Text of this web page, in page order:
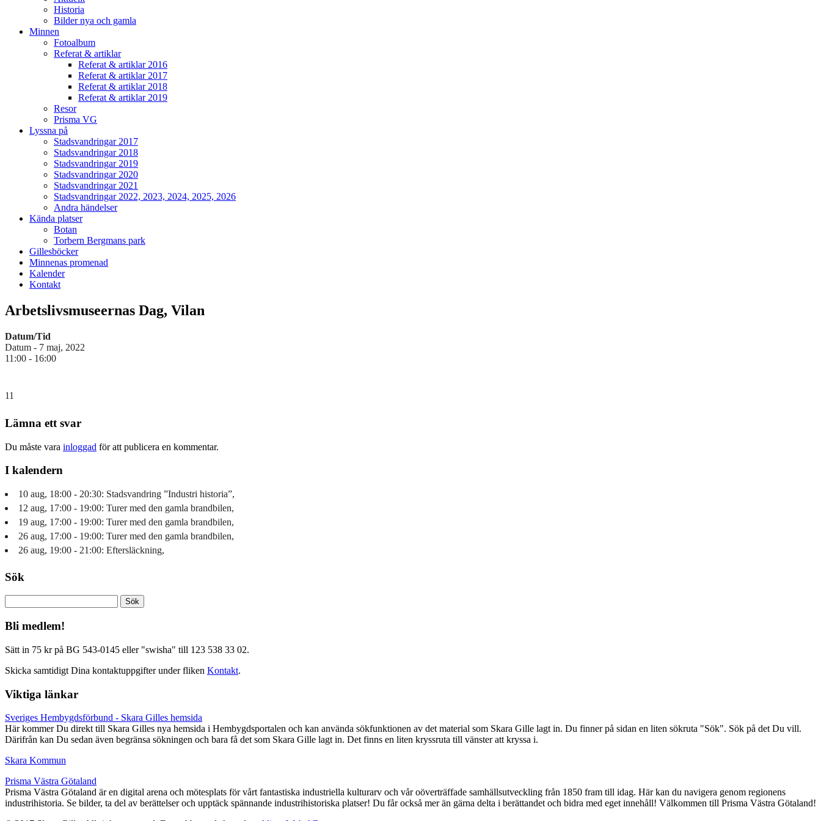
Historia
Bilder nya och gamla
Minnen
Fotoalbum
Referat & artiklar
Referat & artiklar 2016
Referat & artiklar 2017
Referat & artiklar 2018
Referat & artiklar 2019
Resor
Prisma VG
Lyssna på
Stadsvandringar 2017
Stadsvandringar 2018
Stadsvandringar 2019
Stadsvandringar 2020
Stadsvandringar 2021
Stadsvandringar 2022, 2023, 2024, 2025, 2026
Andra händelser
Kända platser
Botan
Torbern Bergmans park
Gillesböcker
Minnenas promenad
Kalender
Kontakt
Arbetslivsmuseernas Dag, Vilan
Datum/Tid
Datum - 7 maj, 2022
11:00 - 16:00
11
Lämna ett svar
Du måste vara inloggad för att publicera en kommentar.
I kalendern
10 aug, 18:00 - 20:30: Stadsvandring ”Industri historia”,
12 aug, 17:00 - 19:00: Turer med den gamla brandbilen,
19 aug, 17:00 - 19:00: Turer med den gamla brandbilen,
26 aug, 17:00 - 19:00: Turer med den gamla brandbilen,
26 aug, 19:00 - 21:00: Eftersläckning,
Sök
efter:
Bli medlem!
Sätt in 75 kr på BG 543-0145 eller "swisha" till 123 538 33 02.
Skicka samtidigt Dina kontaktuppgifter under fliken Kontakt.
Viktiga länkar
Sveriges Hembygdsförbund - Skara Gilles hemsida
Här kommer Du direkt till Skara Gilles nya hemsida i Hembygdsportalen och kan använda sökfunktionen av det material som Skara Gille lagt in. Du finner på sidan en liten sökruta "Sök". Sök på det Du vill.
Därifrån kan Du sedan även begränsa sökningen och bara få det som Skara Gille lagt in. Det finns en liten kryssruta till vänster att kryssa i.
Skara Kommun
Prisma Västra Götaland
Prisma Västra Götaland är en digital arena och mötesplats för vårt fantastiska industriella kulturarv och vår oöverträffade samhällsutveckling från 1850 fram till idag. Här kan du navigera genom regionens
industrihistoria. Se bilder, ta del av berättelser och upptäck spännande industrihistoriska platser! Du får också mer än gärna delta i berättandet och bidra med eget innehåll! Välkommen till Prisma Västra Götaland!